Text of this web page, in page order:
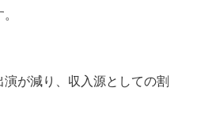
が減り、収入源としての割